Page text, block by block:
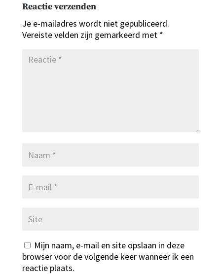
Reactie verzenden
Je e-mailadres wordt niet gepubliceerd.
Vereiste velden zijn gemarkeerd met *
Mijn naam, e-mail en site opslaan in deze
browser voor de volgende keer wanneer ik een
reactie plaats.